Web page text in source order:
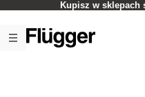
Kupisz w